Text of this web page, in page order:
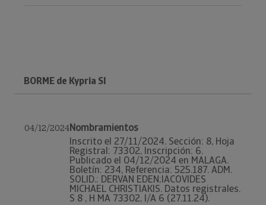
BORME de Kypria Sl
04/12/2024Nombramientos
Inscrito el 27/11/2024. Sección: 8, Hoja
Registral: 73302, Inscripción: 6.
Publicado el 04/12/2024 en MALAGA.
Boletín: 234, Referencia: 525.187. ADM.
SOLID.: DERVAN EDEN;IACOVIDES
MICHAEL CHRISTIAKIS. Datos registrales.
S 8 , H MA 73302, I/A 6 (27.11.24).